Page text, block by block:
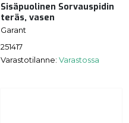
Sisäpuolinen Sorvauspidin
teräs, vasen
Garant
251417
Varastotilanne: Varastossa